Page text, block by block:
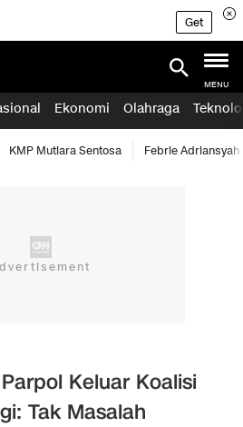
Get
MENU
Ekonomi Olahraga
KMP Mutiara Sentosa Febrie Adriansyah
Keluar Koalisi
Tak Masalah